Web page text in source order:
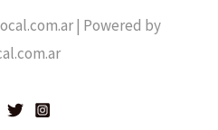
| Powered by